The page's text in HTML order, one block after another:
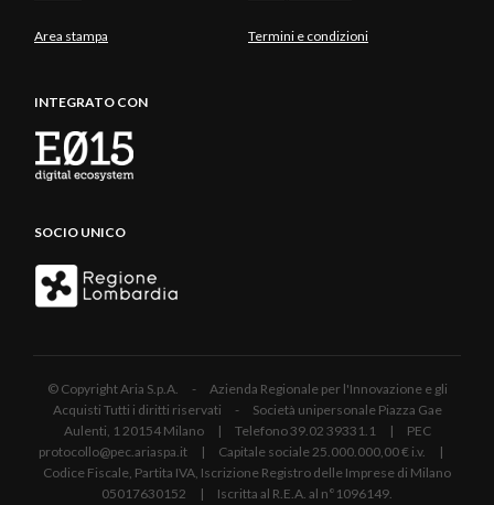
Area stampa Termini e condizioni
INTEGRATO CON
SOCIO UNICO
© Copyright Aria S.p.A. - Azienda Regionale per l'Innovazione e gli
Acquisti Tutti i diritti riservati - Società unipersonale Piazza Gae
Aulenti, 1 20154 Milano | Telefono 39.02 39331.1 | PEC
protocollo@pec.ariaspa.it | Capitale sociale 25.000.000,00 € i.v. |
Codice Fiscale, Partita IVA, Iscrizione Registro delle Imprese di Milano
05017630152 | Iscritta al R.E.A. al n°1096149.